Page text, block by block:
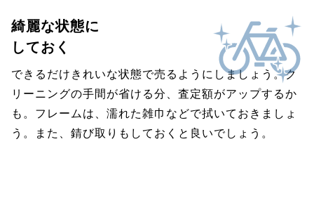
綺麗な状態に
しておく
できるだけきれいな状態で売るようにしましょう。ク
リーニングの手間が省ける分、査定額がアップするか
も。フレームは、濡れた雑巾などで拭いておきましょ
う。また、錆び取りもしておくと良いでしょう。